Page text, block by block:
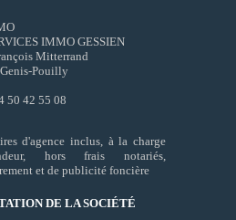
IMMO GESSIEN
Mitterrand
Pouilly
50 42 55 08
d'agence inclus, à la charge
hors frais notariés,
et de publicité foncière
DE LA SOCIÉTÉ